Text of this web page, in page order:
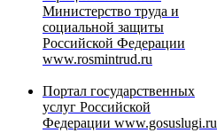
Министерство труда и
социальной защиты
Российской Федерации
www.rosmintrud.ru
Портал государственных
услуг Российской
Федерации www.gosuslugi.ru